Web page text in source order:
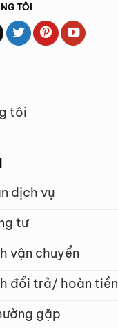
TÔI
tôi
dịch vụ
tư
vận chuyển
đổi trả/ hoàn tiền
gặp